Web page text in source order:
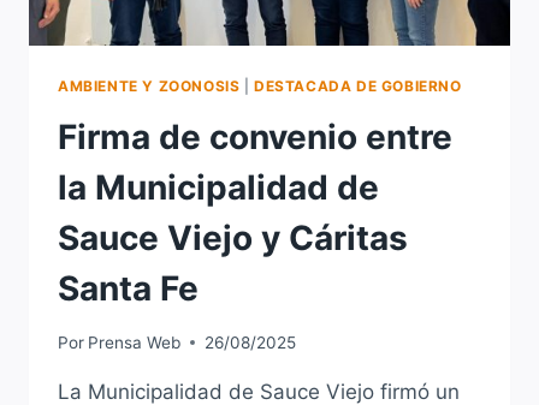
HECHOS
DE
AMBIENTE Y ZOONOSIS |DESTACADA DE GOBIERNO
Firma de convenio entre
la Municipalidad de
Sauce Viejo y Cáritas
Santa Fe
Por Prensa Web 26/08/2025
La Municipalidad de Sauce Viejo firmó un